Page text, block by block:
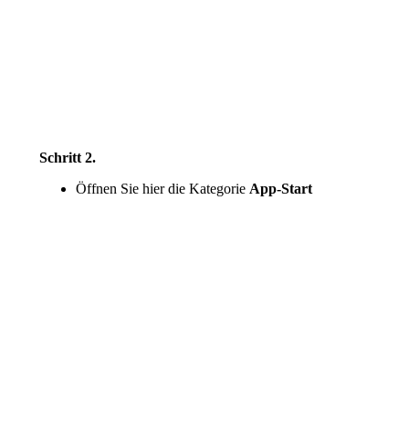
Schritt 2.
Öffnen Sie hier die Kategorie App-Start